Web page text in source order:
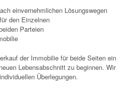
einvernehmlichen Lösungswegen
den Einzelnen
Parteien
der Immobilie für beide Seiten ein
Lebensabschnitt zu beginnen. Wir
Überlegungen.